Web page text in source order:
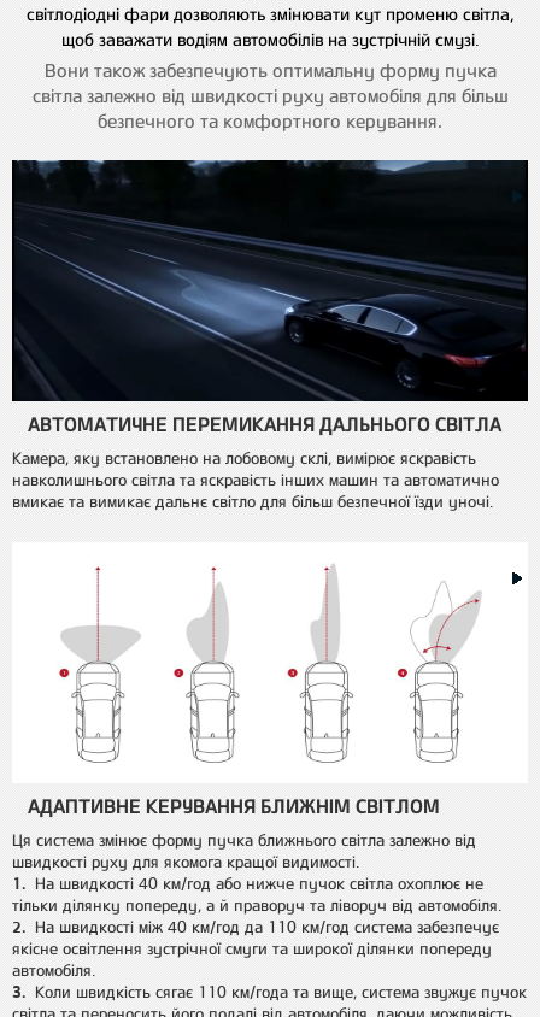
світлодіодні фари дозволяють змінювати кут променю світла,
щоб заважати водіям автомобілів на зустрічній смузі.
Вони також забезпечують оптимальну форму пучка
світла залежно від швидкості руху автомобіля для більш
безпечного та комфортного керування.
АВТОМАТИЧНЕ ПЕРЕМИКАННЯ ДАЛЬНЬОГО СВІТЛА
Камера, яку встановлено на лобовому склі, вимірює яскравість
навколишнього світла та яскравість інших машин та автоматично
вмикає та вимикає дальнє світло для більш безпечної їзди уночі.
АДАПТИВНЕ КЕРУВАННЯ БЛИЖНІМ СВІТЛОМ
Ця система змінює форму пучка ближнього світла залежно від
швидкості руху для якомога кращої видимості.
1. На швидкості 40 км/год або нижче пучок світла охоплює не
тільки ділянку попереду, а й праворуч та ліворуч від автомобіля.
2. На швидкості між 40 км/год да 110 км/год система забезпечує
якісне освітлення зустрічної смуги та широкої ділянки попереду
автомобіля.
3. Коли швидкість сягає 110 км/года та вище, система звужує пучок